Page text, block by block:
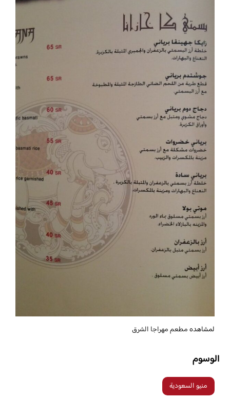
لمشاهدهمطعم مهراجا الشرق
الوسوم
منيو السعودية